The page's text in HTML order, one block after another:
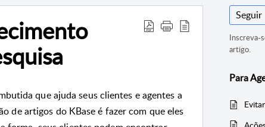
que ajuda seus clientes e agentes a
de artigos do KBase é fazer com que eles
Seguir
Inscreva-
artigo.
Para